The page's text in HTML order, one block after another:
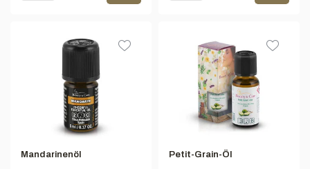
Mandarinenöl Petit-Grain-Öl